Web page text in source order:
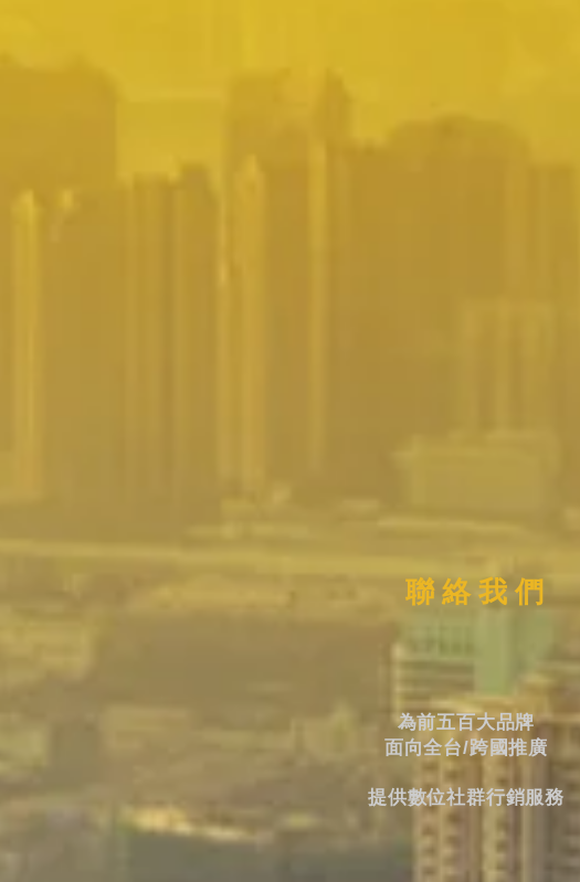
聯 絡 我 們
為前五百大品牌
面向全台/跨國推廣
提供數位社群行銷服務